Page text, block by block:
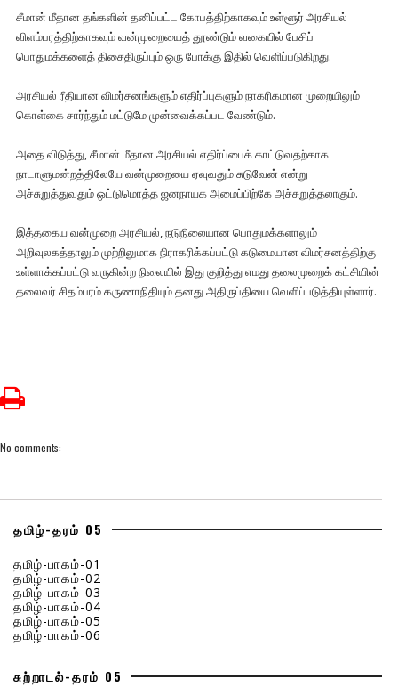
சீமான் மீதான தங்களின் தனிப்பட்ட கோபத்திற்காகவும் உள்ளூர் அரசியல்
விளம்பரத்திற்காகவும் வன்முறையைத் தூண்டும் வகையில் பேசிப்
பொதுமக்களைத் திசைதிருப்பும் ஒரு போக்கு இதில் வெளிப்படுகிறது.
அரசியல் ரீதியான விமர்சனங்களும் எதிர்ப்புகளும் நாகரிகமான முறையிலும்
கொள்கை சார்ந்தும் மட்டுமே முன்வைக்கப்பட வேண்டும்.
அதை விடுத்து, சீமான் மீதான அரசியல் எதிர்ப்பைக் காட்டுவதற்காக
நாடாளுமன்றத்திலேயே வன்முறையை ஏவுவதும் சுடுவேன் என்று
அச்சுறுத்துவதும் ஒட்டுமொத்த ஜனநாயக அமைப்பிற்கே அச்சுறுத்தலாகும்.
இத்தகைய வன்முறை அரசியல், நடுநிலையான பொதுமக்களாலும்
அறிவுலகத்தாலும் முற்றிலுமாக நிராகரிக்கப்பட்டு கடுமையான விமர்சனத்திற்கு
உள்ளாக்கப்பட்டு வருகின்ற நிலையில் இது குறித்து எமது தலைமுறைக் கட்சியின்
தலைவர் சிதம்பரம் கருணாநிதியும் தனது அதிருப்தியை வெளிப்படுத்தியுள்ளார்.
No comments:
தமிழ்-தரம் 05
தமிழ்-பாகம்-01
தமிழ்-பாகம்-02
தமிழ்-பாகம்-03
தமிழ்-பாகம்-04
தமிழ்-பாகம்-05
தமிழ்-பாகம்-06
சுற்றாடல்-தரம் 05